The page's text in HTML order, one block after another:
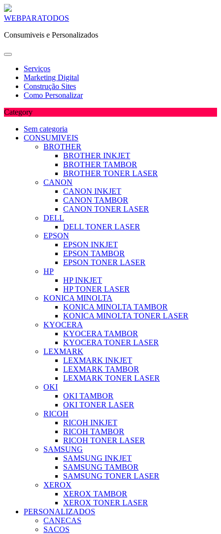
Skip
content
WEBPARATODOS
Consumiveis e Personalizados
Serviços
Marketing Digital
Construção Sites
Como Personalizar
Category
Sem categoria
CONSUMIVEIS
BROTHER
BROTHER INKJET
BROTHER TAMBOR
BROTHER TONER LASER
CANON
CANON INKJET
CANON TAMBOR
CANON TONER LASER
DELL
DELL TONER LASER
EPSON
EPSON INKJET
EPSON TAMBOR
EPSON TONER LASER
HP
HP INKJET
HP TONER LASER
KONICA MINOLTA
KONICA MINOLTA TAMBOR
KONICA MINOLTA TONER LASER
KYOCERA
KYOCERA TAMBOR
KYOCERA TONER LASER
LEXMARK
LEXMARK INKJET
LEXMARK TAMBOR
LEXMARK TONER LASER
OKI
OKI TAMBOR
OKI TONER LASER
RICOH
RICOH INKJET
RICOH TAMBOR
RICOH TONER LASER
SAMSUNG
SAMSUNG INKJET
SAMSUNG TAMBOR
SAMSUNG TONER LASER
XEROX
XEROX TAMBOR
XEROX TONER LASER
PERSONALIZADOS
CANECAS
SACOS